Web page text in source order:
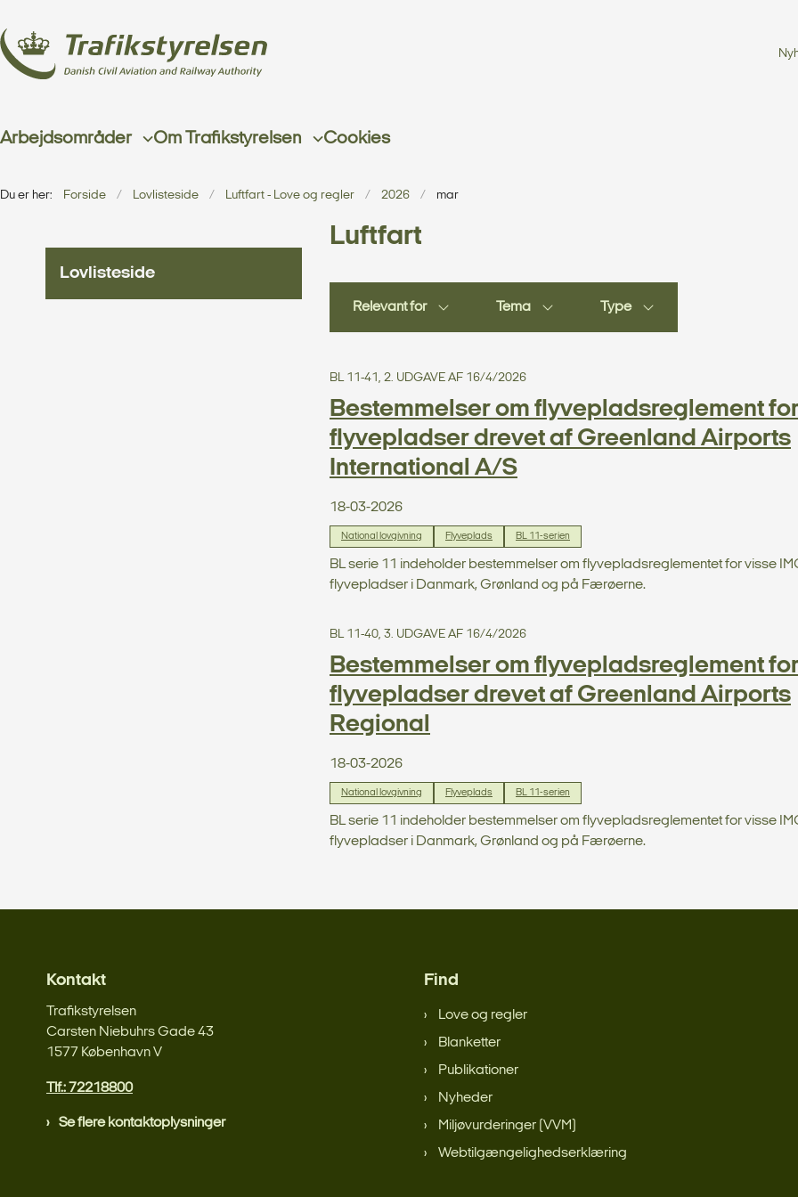
Arbejdsområder Om Trafikstyrelsen Cookies
Du er her: Forside Lovlisteside Luftfart - Love og regler 2026 mar
Lovlisteside
Luftfart
Relevant for Tema Type
BL 11-41, 2. UDGAVE AF 16/4/2026
Bestemmelser om flyvepladsreglement
flyvepladser drevet af Greenland Airports
International A/S
18-03-2026
National lovgivning Flyveplads BL 11-serien
BL serie 11 indeholder bestemmelser om flyvepladsreglementet for visse
flyvepladser i Danmark, Grønland og på Færøerne.
BL 11-40, 3. UDGAVE AF 16/4/2026
Bestemmelser om flyvepladsreglement
flyvepladser drevet af Greenland Airports
Regional
18-03-2026
National lovgivning Flyveplads BL 11-serien
BL serie 11 indeholder bestemmelser om flyvepladsreglementet for visse
flyvepladser i Danmark, Grønland og på Færøerne.
Kontakt
Trafikstyrelsen
Carsten Niebuhrs Gade 43
1577 København V
Tlf.: 72218800
Se flere kontaktoplysninger
Find
Love og regler
Blanketter
Publikationer
Nyheder
Miljøvurderinger (VVM)
Webtilgængelighedserklæring